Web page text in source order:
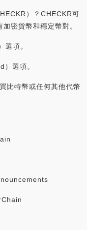
）？CHECKR可
密貨幣和穩定幣對。
項。
選項。
比特幣或任何其他代幣